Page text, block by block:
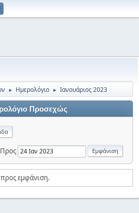
► Ημερολόγιο ► Ιανουάριος 2023
Προσεχώς
Προς
εμφάνιση.